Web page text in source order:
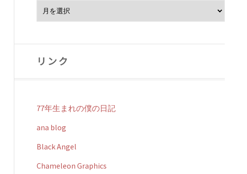
リンク
77年生まれの僕の日記
ana blog
Black Angel
Chameleon Graphics